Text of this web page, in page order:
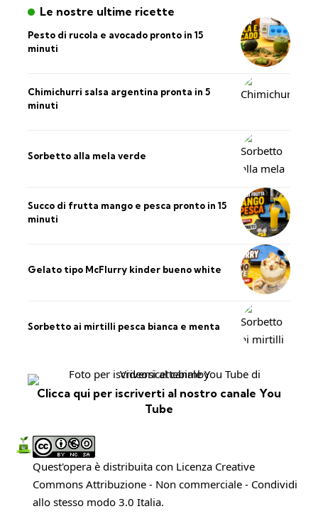
Le nostre ultime ricette
Pesto di rucola e avocado pronto in 15
minuti
Chimichurri salsa argentina pronta in 5
minuti
Sorbetto alla mela verde
Succo di frutta mango e pesca pronto in 15
minuti
Gelato tipo McFlurry kinder bueno white
Sorbetto ai mirtilli pesca bianca e menta
Clicca qui per iscriverti al nostro canale You
Tube
Quest'opera è distribuita con Licenza Creative
Commons Attribuzione - Non commerciale - Condividi
allo stesso modo 3.0 Italia.